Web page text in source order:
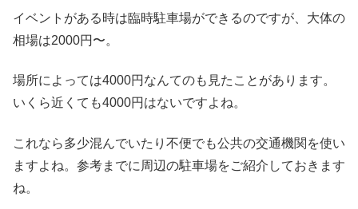
イベントがある時は臨時駐車場ができるのですが、大体の
相場は2000円〜。
場所によっては4000円なんてのも見たことがあります。
いくら近くても4000円はないですよね。
これなら多少混んでいたり不便でも公共の交通機関を使い
ますよね。参考までに周辺の駐車場をご紹介しておきます
ね。